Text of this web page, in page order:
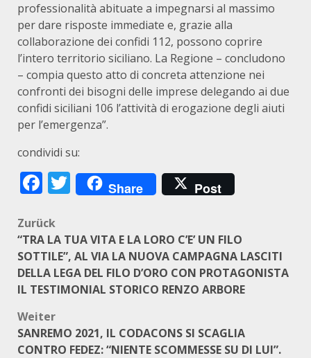
professionalità abituate a impegnarsi al massimo
per dare risposte immediate e, grazie alla
collaborazione dei confidi 112, possono coprire
l’intero territorio siciliano. La Regione – concludono
– compia questo atto di concreta attenzione nei
confronti dei bisogni delle imprese delegando ai due
confidi siciliani 106 l’attività di erogazione degli aiuti
per l’emergenza”.
condividi su:
Facebook
Twitter
Share Post
Beitragsnavigation
Zurück
“TRA LA TUA VITA E LA LORO C’E’ UN FILO
SOTTILE”, AL VIA LA NUOVA CAMPAGNA LASCITI
DELLA LEGA DEL FILO D’ORO CON PROTAGONISTA
IL TESTIMONIAL STORICO RENZO ARBORE
Weiter
SANREMO 2021, IL CODACONS SI SCAGLIA
CONTRO FEDEZ: “NIENTE SCOMMESSE SU DI LUI”.